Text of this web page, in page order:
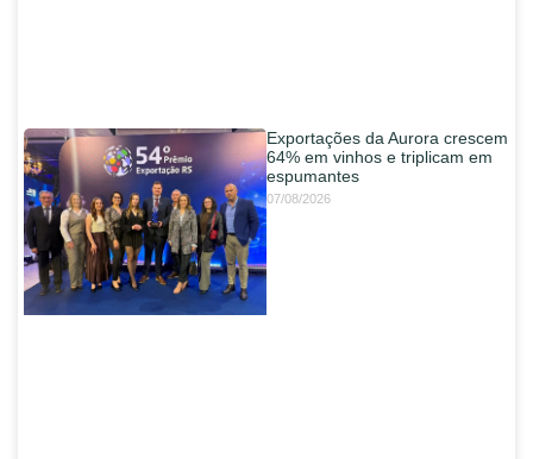
Exportações da Aurora crescem
64% em vinhos e triplicam em
espumantes
07/08/2026